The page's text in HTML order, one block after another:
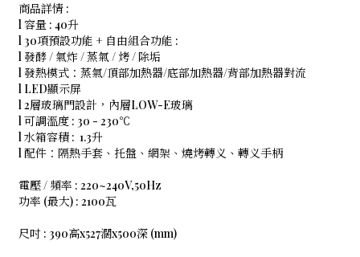
商品詳情 :
l 容量 : 40升
l 30項預設功能 + 自由組合功能 :
l 發酵 / 氣炸 / 蒸氣 / 烤 / 除垢
l 發熱模式：蒸氣/頂部加熱器/底部加熱器/背部加熱器對流
l LED顯示屏
l 2層玻璃門設計，內層LOW-E玻璃
l 可調溫度 : 30 - 230℃
l 水箱容積 : 1.3升
l 配件：隔熱手套、托盤、網架、燒烤轉义、轉义手柄
電壓 / 頻率 : 220~240V,50Hz
功率 (最大) : 2100瓦
尺吋 : 390高x527濶x500深 (mm)